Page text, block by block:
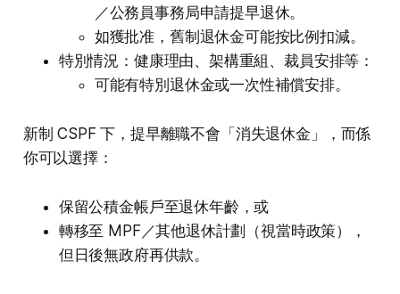
／公務員事務局申請提早退休。
如獲批准，舊制退休金可能按比例扣減。
特別情況：健康理由、架構重組、裁員安排等：
可能有特別退休金或一次性補償安排。
新制 CSPF 下，提早離職不會「消失退休金」，而係
你可以選擇：
保留公積金帳戶至退休年齡，或
轉移至 MPF／其他退休計劃（視當時政策），
但日後無政府再供款。